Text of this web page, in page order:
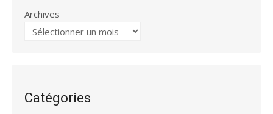
Archives
Catégories